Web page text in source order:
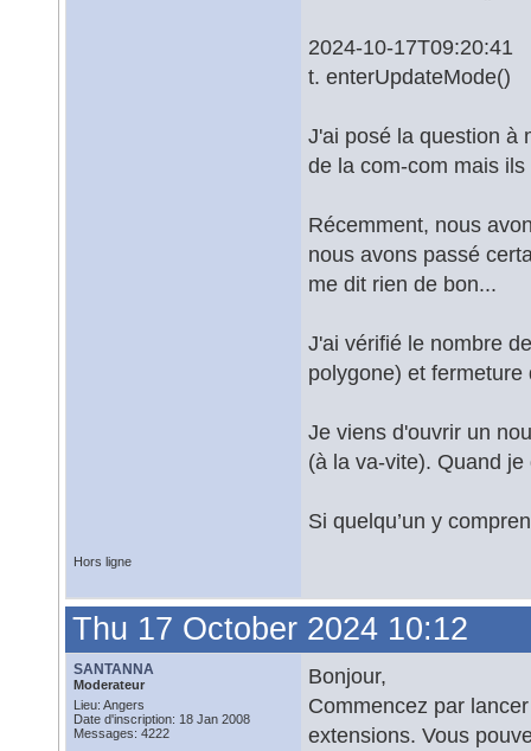
2024-10-
t. enterUpdateMode()
J'ai posé la question à
de la com-com mais
Récemment, nous
nous avons passé
me dit rien de bon...
J'ai vérifié le nombre
polygone) et
Je viens d'ouvrir un
(à la va-vite). Quand
Si quelqu’un y
Hors ligne
Thu 17 October 2024 10:12
SANTANNA
Moderateur
Lieu: Angers
Date d'inscription: 18 Jan 2008
Messages: 4222
Bonjour,
Commencez par
extensions. Vous